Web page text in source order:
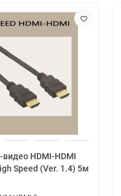
HDMI-HDMI
Speed (Ver. 1.4) 5м